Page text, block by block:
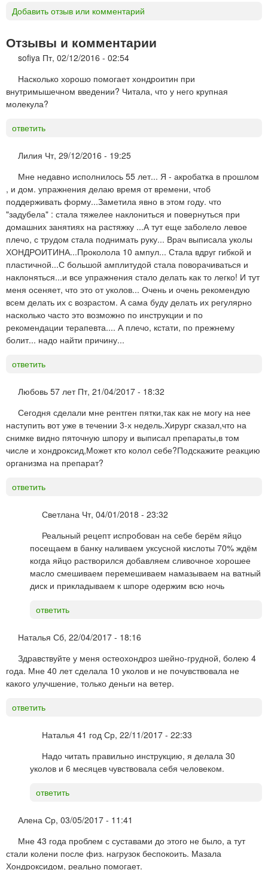
Добавить отзыв или комментарий
Отзывы и комментарии
sofiya Пт, 02/12/2016 - 02:54
Насколько хорошо помогает хондроитин при
внутримышечном введении? Читала, что у него крупная
молекула?
ответить
Лилия Чт, 29/12/2016 - 19:25
Мне недавно исполнилось 55 лет... Я - акробатка в прошлом
, и дом. упражнения делаю время от времени, чтоб
поддерживать форму...Заметила явно в этом году. что
"задубела" : стала тяжелее наклониться и повернуться при
домашних занятиях на растяжку ...А тут еще заболело левое
плечо, с трудом стала поднимать руку... Врач выписала уколы
ХОНДРОИТИНА...Проколола 10 ампул... Стала вдруг гибкой и
пластичной...С большой амплитудой стала поворачиваться и
наклоняться...и все упражнения стало делать как то легко! И тут
меня осеняет, что это от уколов... Очень и очень рекомендую
всем делать их с возрастом. А сама буду делать их регулярно
насколько часто это возможно по инструкции и по
рекомендации терапевта.... А плечо, кстати, по прежнему
болит... надо найти причину...
ответить
Любовь 57 лет Пт, 21/04/2017 - 18:32
Сегодня сделали мне рентген пятки,так как не могу на нее
наступить вот уже в течении 3-х недель.Хирург сказал,что на
снимке видно пяточную шпору и выписал препараты,в том
числе и хондроксид,Может кто колол себе?Подскажите реакцию
организма на препарат?
ответить
Светлана Чт, 04/01/2018 - 23:32
Реальный рецепт испробован на себе берём яйцо
посещаем в банку наливаем уксусной кислоты 70% ждём
когда яйцо растворился добавляем сливочное хорошее
масло смешиваем перемешиваем намазываем на ватный
диск и прикладываем к шпоре одержим всю ночь
ответить
Наталья Сб, 22/04/2017 - 18:16
Здравствуйте у меня остеохондроз шейно-грудной, болею 4
года. Мне 40 лет сделала 10 уколов и не почувствовала не
какого улучшение, только деньги на ветер.
ответить
Наталья 41 год Ср, 22/11/2017 - 22:33
Надо читать правильно инструкцию, я делала 30
уколов и 6 месяцев чувствовала себя человеком.
ответить
Алена Ср, 03/05/2017 - 11:41
Мне 43 года проблем с суставами до этого не было, а тут
стали колени после физ. нагрузок беспокоить. Мазала
Хондроксидом, реально помогает.